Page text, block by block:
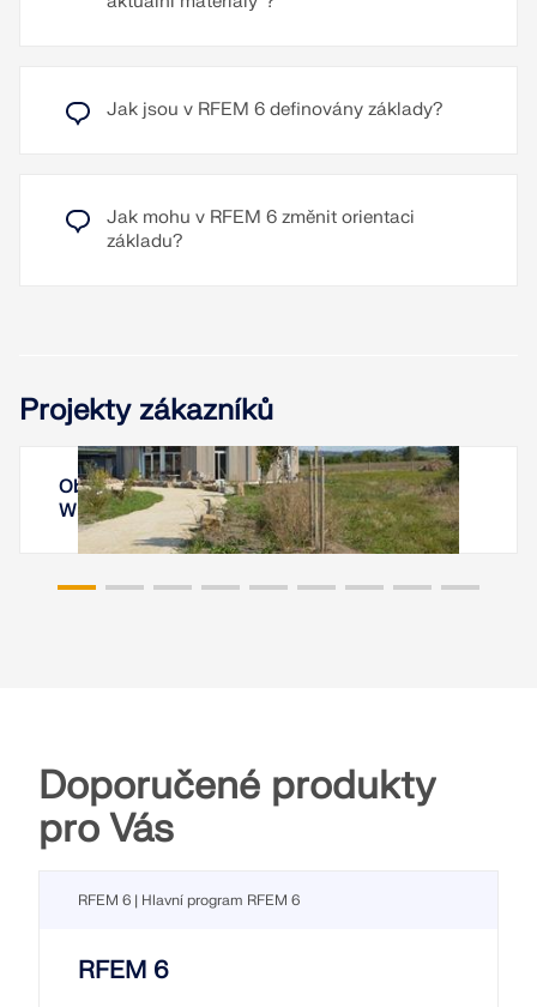
Jak jsou v RFEM 6 definovány základy?
Jak mohu v RFEM 6 změnit orientaci
základu?
Projekty zákazníků
Obytná věž Tempelhof, Kreßberg, Bádensko-
Württembersko
Doporučené produkty
pro Vás
RFEM 6 | Hlavní program RFEM 6
RFEM 6